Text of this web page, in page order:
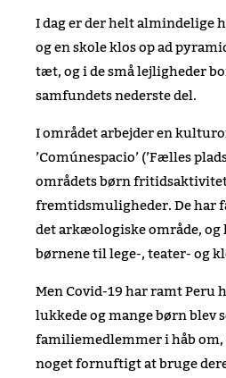
I dag er der helt almindelige
og en skole klos op ad
tæt, og i de små lejligheder
samfundets nederste del.
I området arbejder en
’Comúnespacio’ (’Fælles
områdets børn
fremtidsmuligheder. De har
det arkæologiske område,
børnene til lege-, teater- og
Men Covid-19 har ramt Peru
lukkede og mange børn blev
familiemedlemmer i håb
noget fornuftigt at bruge